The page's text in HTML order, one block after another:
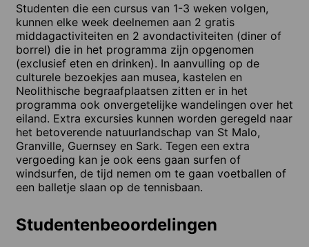
Studenten die een cursus van 1-3 weken volgen,
kunnen elke week deelnemen aan 2 gratis
middagactiviteiten en 2 avondactiviteiten (diner of
borrel) die in het programma zijn opgenomen
(exclusief eten en drinken). In aanvulling op de
culturele bezoekjes aan musea, kastelen en
Neolithische begraafplaatsen zitten er in het
programma ook onvergetelijke wandelingen over het
eiland. Extra excursies kunnen worden geregeld naar
het betoverende natuurlandschap van St Malo,
Granville, Guernsey en Sark. Tegen een extra
vergoeding kan je ook eens gaan surfen of
windsurfen, de tijd nemen om te gaan voetballen of
een balletje slaan op de tennisbaan.
Studentenbeoordelingen